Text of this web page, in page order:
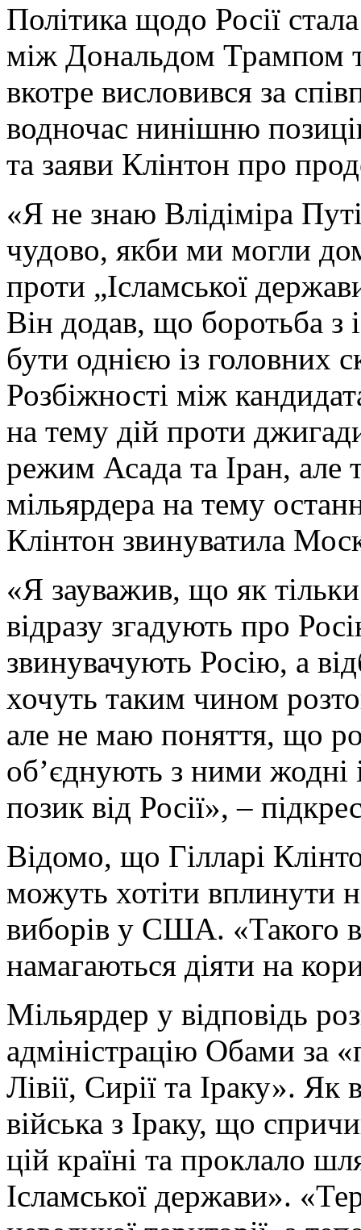
Політика щодо Росії
між Дональдом Трампом
вкотре висловився за
водночас нинішню
та заяви Клінтон про
«Я не знаю Влідіміра
чудово, якби ми могли
проти „Ісламської
Він додав, що боротьба з
бути однією із головних
Розбіжності між
на тему дій проти
режим Асада та Іран, але
мільярдера на тему
Клінтон звинуватила
«Я зауважив, що як
відразу згадують про
звинувачують Росію, а
хочуть таким чином
але не маю поняття, що
об’єднують з ними жодні
позик від Росії», –
Відомо, що Гілларі
можуть хотіти вплинути
виборів у США. «Такого в
намагаються діяти на
Мільярдер у відповідь
адміністрацію Обами за
Лівії, Сирії та Іраку».
війська з Іраку, що
цій країні та проклало
Ісламської держави».